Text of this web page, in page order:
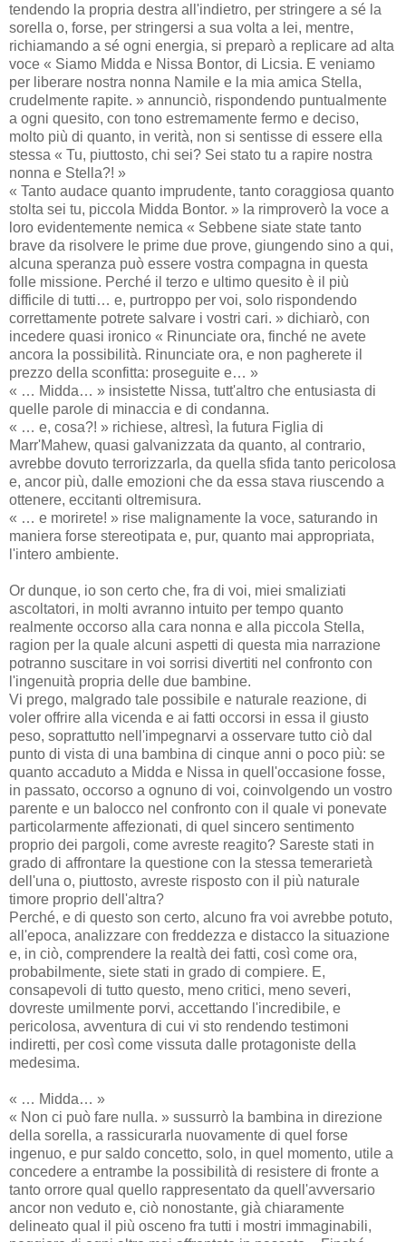
tendendo la propria destra all'indietro, per stringere a sé la
sorella o, forse, per stringersi a sua volta a lei, mentre,
richiamando a sé ogni energia, si preparò a replicare ad alta
voce « Siamo Midda e Nissa Bontor, di Licsia. E veniamo
per liberare nostra nonna Namile e la mia amica Stella,
crudelmente rapite. » annunciò, rispondendo puntualmente
a ogni quesito, con tono estremamente fermo e deciso,
molto più di quanto, in verità, non si sentisse di essere ella
stessa « Tu, piuttosto, chi sei? Sei stato tu a rapire nostra
nonna e Stella?! »
« Tanto audace quanto imprudente, tanto coraggiosa quanto
stolta sei tu, piccola Midda Bontor. » la rimproverò la voce a
loro evidentemente nemica « Sebbene siate state tanto
brave da risolvere le prime due prove, giungendo sino a qui,
alcuna speranza può essere vostra compagna in questa
folle missione. Perché il terzo e ultimo quesito è il più
difficile di tutti… e, purtroppo per voi, solo rispondendo
correttamente potrete salvare i vostri cari. » dichiarò, con
incedere quasi ironico « Rinunciate ora, finché ne avete
ancora la possibilità. Rinunciate ora, e non pagherete il
prezzo della sconfitta: proseguite e… »
« … Midda… » insistette Nissa, tutt'altro che entusiasta di
quelle parole di minaccia e di condanna.
« … e, cosa?! » richiese, altresì, la futura Figlia di
Marr'Mahew, quasi galvanizzata da quanto, al contrario,
avrebbe dovuto terrorizzarla, da quella sfida tanto pericolosa
e, ancor più, dalle emozioni che da essa stava riuscendo a
ottenere, eccitanti oltremisura.
« … e morirete! » rise malignamente la voce, saturando in
maniera forse stereotipata e, pur, quanto mai appropriata,
l'intero ambiente.
Or dunque, io son certo che, fra di voi, miei smaliziati
ascoltatori, in molti avranno intuito per tempo quanto
realmente occorso alla cara nonna e alla piccola Stella,
ragion per la quale alcuni aspetti di questa mia narrazione
potranno suscitare in voi sorrisi divertiti nel confronto con
l'ingenuità propria delle due bambine.
Vi prego, malgrado tale possibile e naturale reazione, di
voler offrire alla vicenda e ai fatti occorsi in essa il giusto
peso, soprattutto nell'impegnarvi a osservare tutto ciò dal
punto di vista di una bambina di cinque anni o poco più: se
quanto accaduto a Midda e Nissa in quell'occasione fosse,
in passato, occorso a ognuno di voi, coinvolgendo un vostro
parente e un balocco nel confronto con il quale vi ponevate
particolarmente affezionati, di quel sincero sentimento
proprio dei pargoli, come avreste reagito? Sareste stati in
grado di affrontare la questione con la stessa temerarietà
dell'una o, piuttosto, avreste risposto con il più naturale
timore proprio dell'altra?
Perché, e di questo son certo, alcuno fra voi avrebbe potuto,
all'epoca, analizzare con freddezza e distacco la situazione
e, in ciò, comprendere la realtà dei fatti, così come ora,
probabilmente, siete stati in grado di compiere. E,
consapevoli di tutto questo, meno critici, meno severi,
dovreste umilmente porvi, accettando l'incredibile, e
pericolosa, avventura di cui vi sto rendendo testimoni
indiretti, per così come vissuta dalle protagoniste della
medesima.
« … Midda… »
« Non ci può fare nulla. » sussurrò la bambina in direzione
della sorella, a rassicurarla nuovamente di quel forse
ingenuo, e pur saldo concetto, solo, in quel momento, utile a
concedere a entrambe la possibilità di resistere di fronte a
tanto orrore qual quello rappresentato da quell'avversario
ancor non veduto e, ciò nonostante, già chiaramente
delineato qual il più osceno fra tutti i mostri immaginabili,